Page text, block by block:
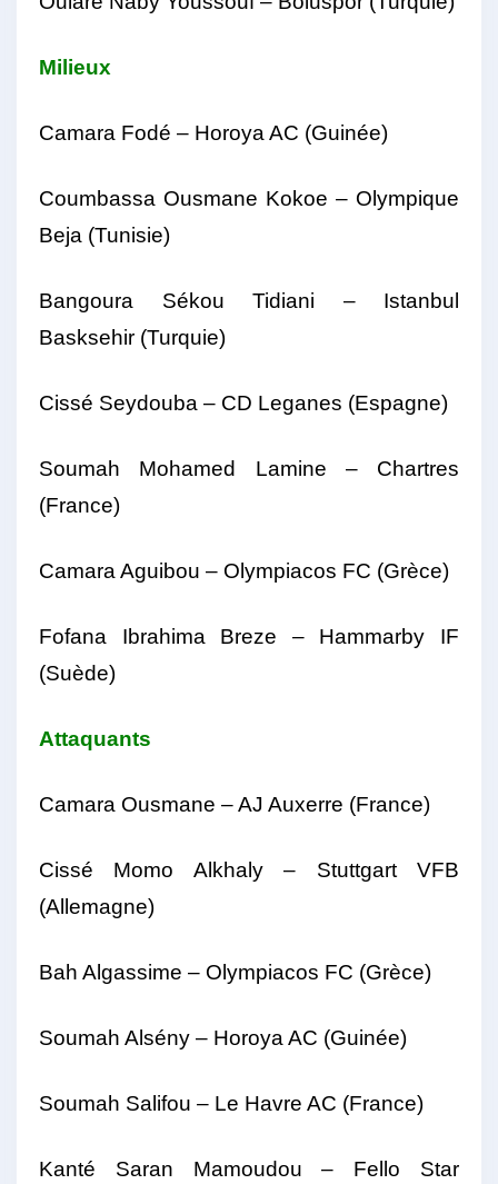
Milieux
Camara Fodé – Horoya AC (Guinée)
Coumbassa Ousmane Kokoe – Olympique
Beja (Tunisie)
Bangoura Sékou Tidiani – Istanbul
Basksehir (Turquie)
Cissé Seydouba – CD Leganes (Espagne)
Soumah Mohamed Lamine – Chartres
(France)
Camara Aguibou – Olympiacos FC (Grèce)
Fofana Ibrahima Breze – Hammarby IF
(Suède)
Attaquants
Camara Ousmane – AJ Auxerre (France)
Cissé Momo Alkhaly – Stuttgart VFB
(Allemagne)
Bah Algassime – Olympiacos FC (Grèce)
Soumah Alsény – Horoya AC (Guinée)
Soumah Salifou – Le Havre AC (France)
Kanté Saran Mamoudou – Fello Star